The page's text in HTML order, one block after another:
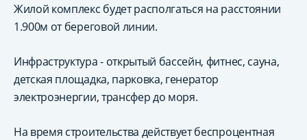
Жилой комплекс будет располгаться на расстоянии
1.900м от береговой линии.
Инфраструктура - открытый бассейн, фитнес, сауна,
детская площадка, парковка, генератор
электроэнергии, трансфер до моря.
На время строительства действует беспроцентная